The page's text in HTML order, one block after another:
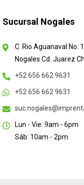
Sucursal Nogales
C. Rio Aguanaval No.
Nogales Cd. Juarez
+52 656 662 9631
+52 656 662 9631
Lun - Vie: 9am - 6pm
Sáb: 10am - 2pm